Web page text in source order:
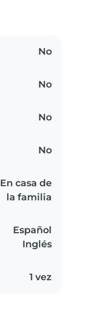
No
No
No
No
En casa de
la familia
Español
Inglés
1 vez